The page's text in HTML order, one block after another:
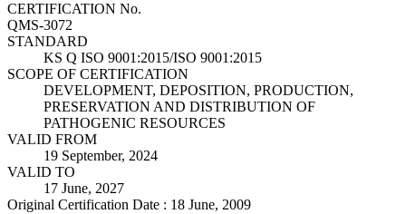
CERTIFICATION No.
QMS-3072
STANDARD
KS Q ISO 9001:2015/ISO 9001:2015
SCOPE OF CERTIFICATION
DEVELOPMENT, DEPOSITION, PRODUCTION,
PRESERVATION AND DISTRIBUTION OF
PATHOGENIC RESOURCES
VALID FROM
19 September, 2024
VALID TO
17 June, 2027
Original Certification Date : 18 June, 2009